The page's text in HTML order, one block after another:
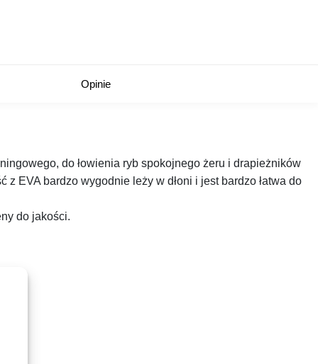
Opinie
do łowienia ryb spokojnego żeru i drapieżników
EVA bardzo wygodnie leży w dłoni i jest bardzo łatwa do
do jakości.